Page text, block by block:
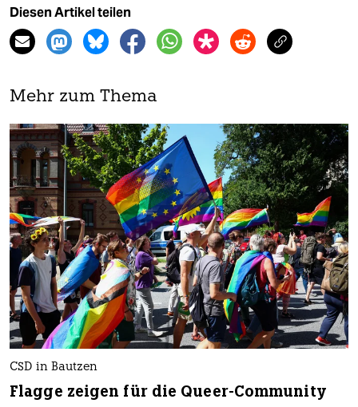
Diesen Artikel teilen
Mehr zum Thema
CSD in Bautzen
Flagge zeigen für die Queer-Community